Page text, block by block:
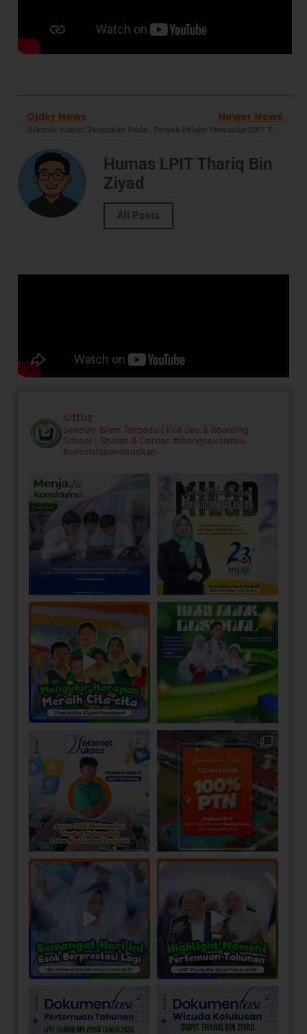
Older News
Hikmah Jum’at : Perjanjian Hudaibiyah, Bukti Umat Muslim Cinta Damai Dan Taat Perjanjian.
Newer News
Proyek Pelajar Pancasila SDIT TBZ PHP : Kelola Sampah Organik, Daur Ulang Sampah Plastik, Untuk Bumi Yang Lebih Baik.
Humas LPIT Thariq Bin
Ziyad
All Posts
sittbz
Sekolah Islam Terpadu | Full Day & Boarding
School | Shaleh & Cerdas #thariqsekolahku
#sekolahislamlengkap